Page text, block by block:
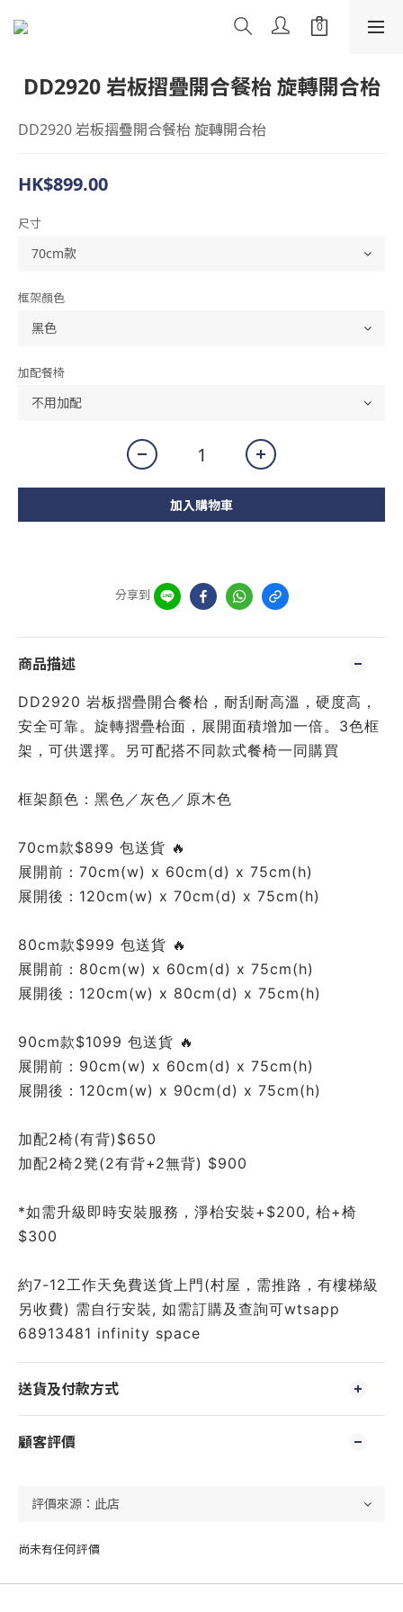
DD2920 岩板摺疊開合餐枱 旋轉開合枱
DD2920 岩板摺疊開合餐枱 旋轉開合枱
HK$899.00
尺寸
框架顏色
加配餐椅
加入購物車
分享到
商品描述
DD2920 岩板摺疊開合餐枱，耐刮耐高溫，硬度高，
安全可靠。旋轉摺疊枱面，展開面積增加一倍。3色框
架，可供選擇。另可配搭不同款式餐椅一同購買
框架顏色：黑色／灰色／原木色
70cm款$899 包送貨 🔥
展開前：70cm(w) x 60cm(d) x 75cm(h)
展開後：120cm(w) x 70cm(d) x 75cm(h)
80cm款$999 包送貨 🔥
展開前：80cm(w) x 60cm(d) x 75cm(h)
展開後：120cm(w) x 80cm(d) x 75cm(h)
90cm款$1099 包送貨 🔥
展開前：90cm(w) x 60cm(d) x 75cm(h)
展開後：120cm(w) x 90cm(d) x 75cm(h)
加配2椅(有背)$650
加配2椅2凳(2有背+2無背) $900
*如需升級即時安裝服務，淨枱安裝+$200, 枱+椅
$300
約7-12工作天免費送貨上門(村屋，需推路，有樓梯級
另收費) 需自行安裝, 如需訂購及查詢可wtsapp
68913481 infinity space
送貨及付款方式
顧客評價
尚未有任何評價